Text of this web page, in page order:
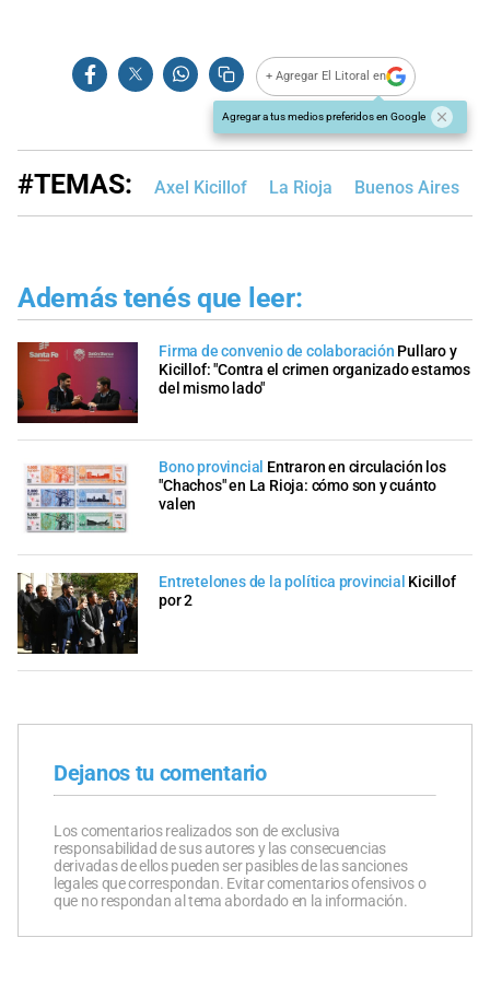
+ Agregar El Litoral en
Agregar a tus medios preferidos en Google
#TEMAS: Axel Kicillof La Rioja Buenos Aires
Además tenés que leer:
Firma de convenio de colaboración Pullaro y
Kicillof: "Contra el crimen organizado estamos
del mismo lado"
Bono provincial Entraron en circulación los
"Chachos" en La Rioja: cómo son y cuánto
valen
Entretelones de la política provincial Kicillof
por 2
Dejanos tu comentario
Los comentarios realizados son de exclusiva
responsabilidad de sus autores y las consecuencias
derivadas de ellos pueden ser pasibles de las sanciones
legales que correspondan. Evitar comentarios ofensivos o
que no respondan al tema abordado en la información.